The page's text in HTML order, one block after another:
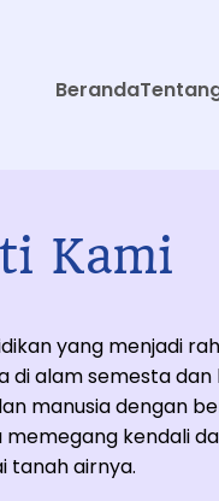
Beranda
Kami
yang menjadi
alam semesta dan
manusia dengan
kendali
tanah airnya.